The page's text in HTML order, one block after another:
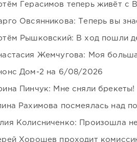
Герасимов теперь живёт с
Овсянникова: Теперь вы
Рышковский: В ход пошли
Жемчугова: Моя
Дом-2 на 6/08/2026
Пинчук: Мне сняли брекеты!
Рахимова посмеялась над
Колисниченко: Произошла
Хорошев проходит